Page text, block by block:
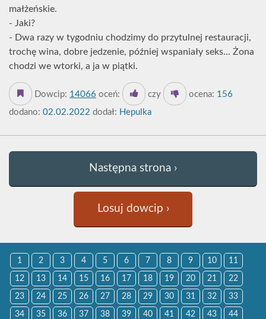
małżeńskie.
- Jaki?
- Dwa razy w tygodniu chodzimy do przytulnej restauracji,
trochę wina, dobre jedzenie, później wspaniały seks... Żona
chodzi we wtorki, a ja w piątki.
Dowcip: 14066 oceń: czy ocena: 156
dodano: 02.02.2022 dodał: Hepulka
Następna strona ›
Losuj dowcip ›
1 2 3 4 5 6 7 8 9 10 11
12 13 14 15 16 17 18 19 20 21 22
23 24 25 26 27 28 29 30 31 32 33
34 35 36 37 38 39 40 41 42 43 44